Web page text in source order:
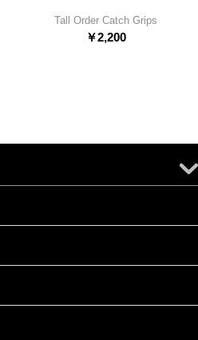
Tall Order Catch Grips
￥2,200